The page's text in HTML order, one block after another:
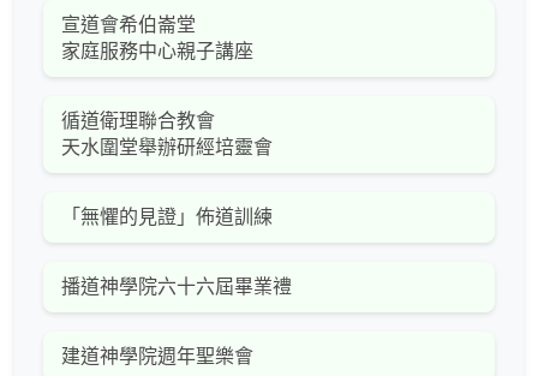
宣道會希伯崙堂
家庭服務中心親子講座
循道衛理聯合教會
天水圍堂舉辦研經培靈會
「無懼的見證」佈道訓練
播道神學院六十六屆畢業禮
建道神學院週年聖樂會